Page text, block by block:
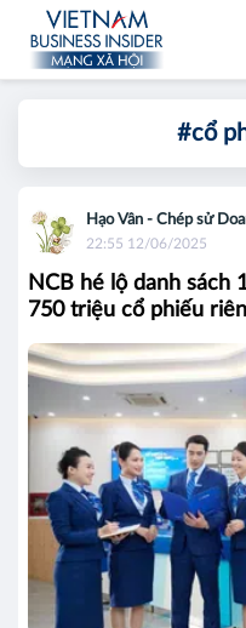
#cổ
Hạo Vân - Chép sử
22:55 12/06/2025
NCB hé lộ danh sách
750 triệu cổ phiếu